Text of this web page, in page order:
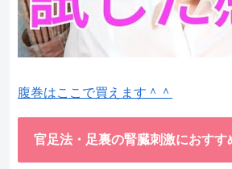
腹巻はここで買えます＾＾
官足法・足裏の腎臓刺激におすす